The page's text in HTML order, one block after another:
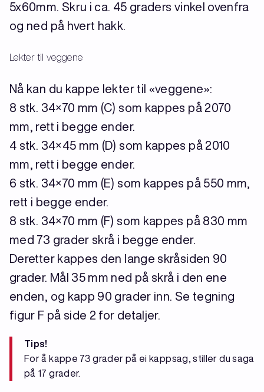
5x60mm. Skru i ca. 45 graders vinkel ovenfra
og ned på hvert hakk.
Lekter til veggene
Nå kan du kappe lekter til «veggene»:
8 stk. 34×70 mm (C) som kappes på 2070
mm, rett i begge ender.
4 stk. 34×45 mm (D) som kappes på 2010
mm, rett i begge ender.
6 stk. 34×70 mm (E) som kappes på 550 mm,
rett i begge ender.
8 stk. 34×70 mm (F) som kappes på 830 mm
med 73 grader skrå i begge ender.
Deretter kappes den lange skråsiden 90
grader. Mål 35 mm ned på skrå i den ene
enden, og kapp 90 grader inn. Se tegning
figur F på side 2 for detaljer.
Tips!
For å kappe 73 grader på ei kappsag, stiller du saga
på 17 grader.